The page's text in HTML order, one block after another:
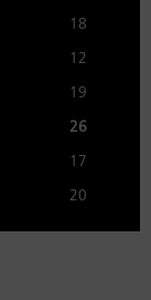
18
12
19
26
17
20